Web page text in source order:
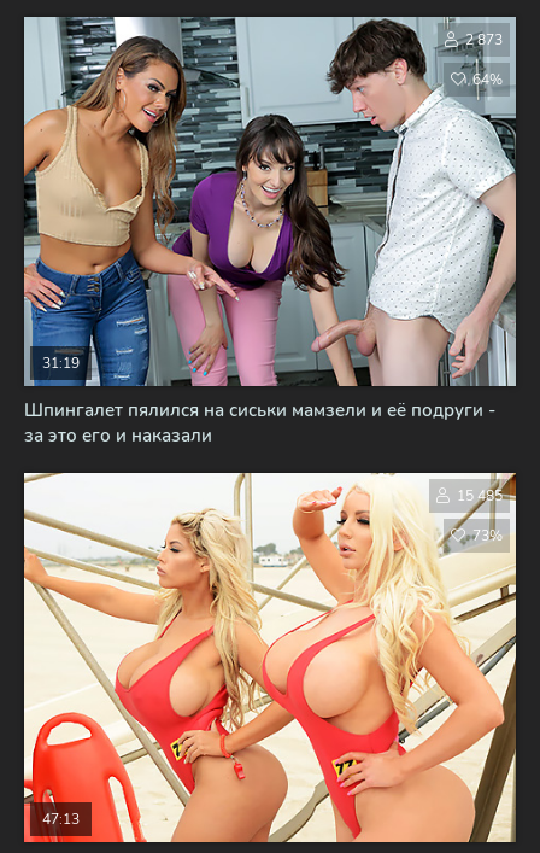
Шпингалет пялился на сиськи мамзели и её подруги -
за это его и наказали
31:19
2 873
64%
47:13
15 485
73%